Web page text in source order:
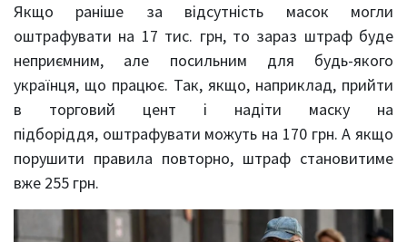
Якщо раніше за відсутність масок могли
оштрафувати на 17 тис. грн, то зараз штраф буде
неприємним, але посильним для будь-якого
українця, що працює. Так, якщо, наприклад, прийти
в торговий цент і надіти маску на
підборіддя, оштрафувати можуть на 170 грн. А якщо
порушити правила повторно, штраф становитиме
вже 255 грн.